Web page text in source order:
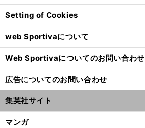
Setting of Cookies
web Sportivaについて
Web Sportivaについてのお問い合わせ
広告についてのお問い合わせ
集英社サイト
マンガ